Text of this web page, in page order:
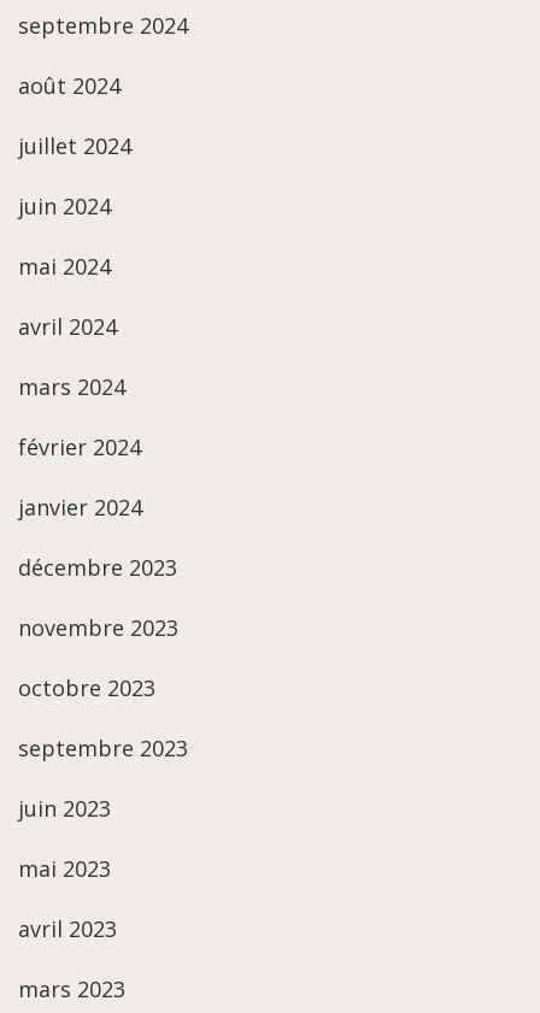
septembre 2024
août 2024
juillet 2024
juin 2024
mai 2024
avril 2024
mars 2024
février 2024
janvier 2024
décembre 2023
novembre 2023
octobre 2023
septembre 2023
juin 2023
mai 2023
avril 2023
mars 2023